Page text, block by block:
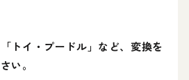
「トイ・プードル」など、変換を
い。